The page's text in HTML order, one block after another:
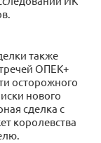
также
ОПЕК+
осторожного
нового
сделка с
королевства